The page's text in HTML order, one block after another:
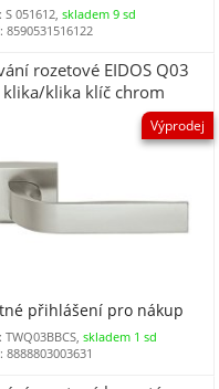
S 051612,skladem 9 sd
8590531516122
rozetové EIDOS Q03
klika/klika klíč chrom
CH-SAT DOPRODEJ
Výprodej
přihlášení pro nákup
TWQ03BBCS,skladem 1 sd
8888803003631